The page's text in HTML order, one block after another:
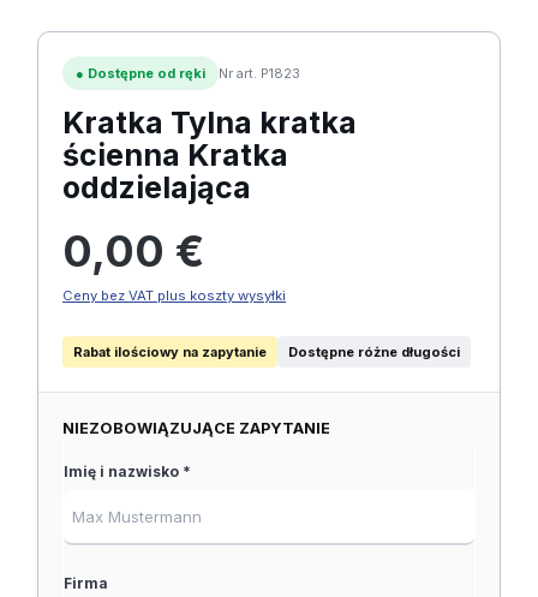
● Dostępne od ręki Nr art. P1823
Kratka Tylna kratka
ścienna Kratka
oddzielająca
0,00 €
Ceny bez VAT plus koszty wysyłki
Rabat ilościowy na zapytanie Dostępne różne długości
NIEZOBOWIĄZUJĄCE ZAPYTANIE
Imię i nazwisko *
Firma